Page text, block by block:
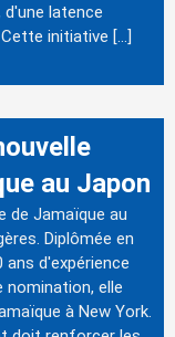
latence
initiative […]
au Japon
de Jamaïque au
Diplômée en
d'expérience
nomination, elle
à New York.